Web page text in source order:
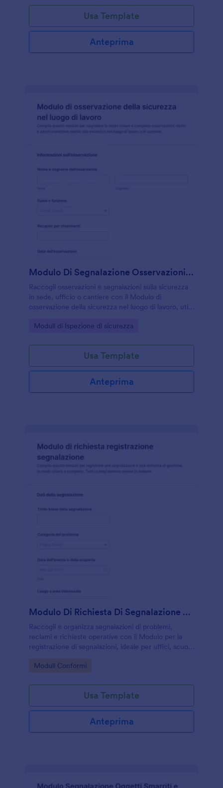
Usa Template
Anteprima
Modulo Di Segnalazione Osservazioni Di Sicurezza Sul Lavoro
Raccogli osservazioni e segnalazioni sulla sicurezza
in sede, ufficio o cantiere con il Modulo di
osservazione della sicurezza nel luogo di lavoro, utile
correttive e follow-up con Jotform.
Go to Category:
Moduli di Ispezione di sicurezza
Usa Template
Anteprima
Modulo Di Richiesta Di Segnalazione Problemi
Raccogli e organizza segnalazioni di problemi,
reclami e richieste operative con il Modulo per la
registrazione di segnalazioni, ideale per uffici, scuole
dati e la gestione delle risposte.
Go to Category:
Moduli Conformi
Usa Template
Anteprima